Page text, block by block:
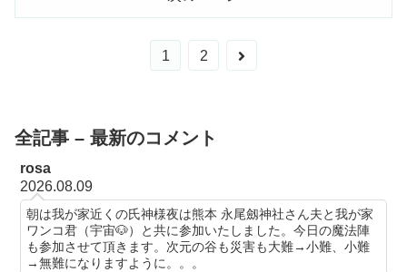
1 2
次
全記事 – 最新のコメント
rosa
2026.08.09
朝は我が家近くの氏神様夜は熊本 永尾劔神社さん夫と我が家
ワンコ君（宇宙🐶）と共に参加いたしました。今日の魔法陣
も参加させて頂きます。次元の谷も災害も大難→小難、小難
→無難になりますように。。。